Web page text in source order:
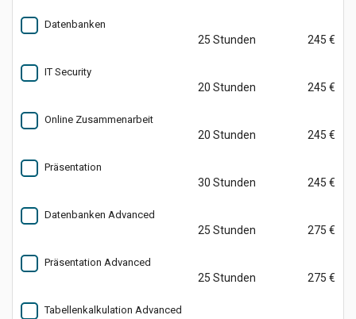
Datenbanken
25 Stunden 245 €
IT Security
20 Stunden 245 €
Online Zusammenarbeit
20 Stunden 245 €
Präsentation
30 Stunden 245 €
Datenbanken Advanced
25 Stunden 275 €
Präsentation Advanced
25 Stunden 275 €
Tabellenkalkulation Advanced